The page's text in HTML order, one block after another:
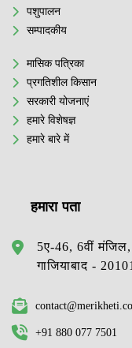
पशुपालन
सम्पादकीय
मासिक पत्रिका
प्रगतिशील किसान
सरकारी योजनाएं
हमारे विशेषज्ञ
हमारे बारे में
हमारा पता
5ए-46, 6वीं
गाजियाबाद -
+91 880 077 7501